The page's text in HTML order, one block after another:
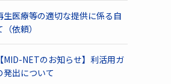
生医療等の適切な提供に係る自
依頼）
MID-NETのお知らせ】利活用ガ
発出について